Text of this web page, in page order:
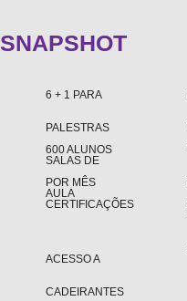
SNAPSHOT
6 + 1 PARA
PALESTRAS
SALAS DE
AULA
600 ALUNOS
POR MÊS
CERTIFICAÇÕES
ACESSO A
CADEIRANTES